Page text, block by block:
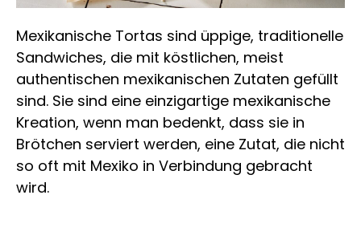
Mexikanische Tortas sind üppige, traditionelle
Sandwiches, die mit köstlichen, meist
authentischen mexikanischen Zutaten gefüllt
sind. Sie sind eine einzigartige mexikanische
Kreation, wenn man bedenkt, dass sie in
Brötchen serviert werden, eine Zutat, die nicht
so oft mit Mexiko in Verbindung gebracht
wird.